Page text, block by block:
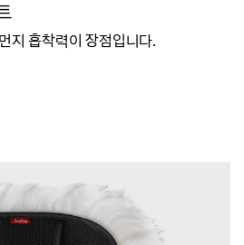
지 흡착력이 장점입니다.